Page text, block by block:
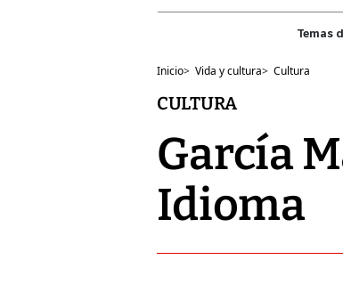
Inicio> Vida y cultura> Cultura
CULTURA
García
Idioma